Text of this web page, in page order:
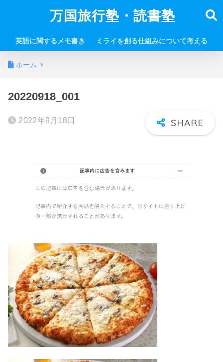
万国旅行塾・読書塾
英語に関するメモ書き ミライを創る仕組みについて考える
ホーム
20220918_001
2022年9月18日